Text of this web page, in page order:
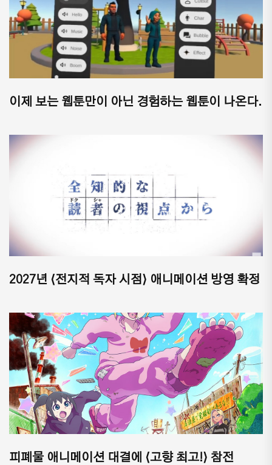
이제 보는 웹툰만이 아닌 경험하는 웹툰이 나온다.
2027년 ⟨전지적 독자 시점⟩ 애니메이션 방영 확정
피폐물 애니메이션 대결에 ⟨고향 최고!⟩ 참전